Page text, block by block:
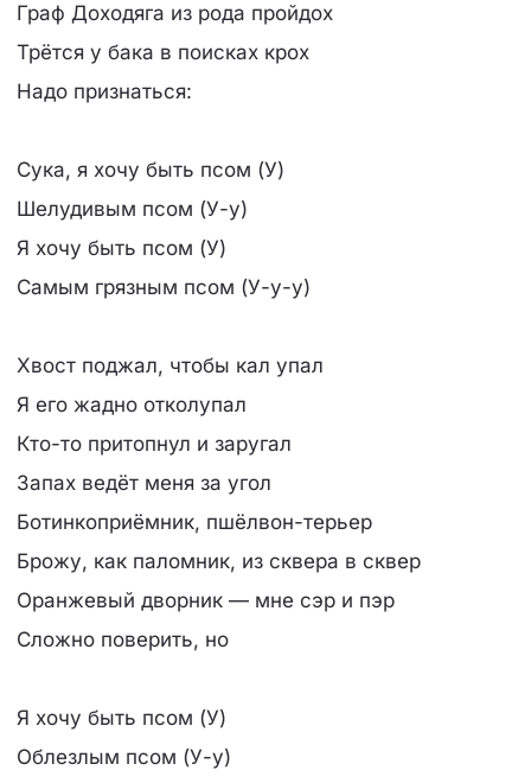
Граф Доходяга из рода пройдох
Трётся у бака в поисках крох
Надо признаться:
Сука, я хочу быть псом (У)
Шелудивым псом (У-у)
Я хочу быть псом (У)
Самым грязным псом (У-у-у)
Хвост поджал, чтобы кал упал
Я его жадно отколупал
Кто-то притопнул и заругал
Запах ведёт меня за угол
Ботинкоприёмник, пшёлвон-терьер
Брожу, как паломник, из сквера в сквер
Оранжевый дворник — мне сэр и пэр
Сложно поверить, но
Я хочу быть псом (У)
Облезлым псом (У-у)